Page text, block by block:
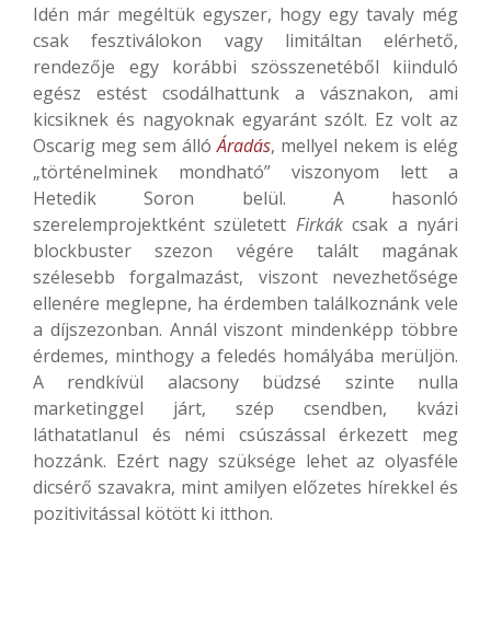
Idén már megéltük egyszer, hogy egy tavaly még
csak fesztiválokon vagy limitáltan elérhető,
rendezője egy korábbi szösszenetéből kiinduló
egész estést csodálhattunk a vásznakon, ami
kicsiknek és nagyoknak egyaránt szólt. Ez volt az
Oscarig meg sem állóÁradás, mellyel nekem is elég
„történelminek mondható” viszonyom lett a
Hetedik Soron belül. A hasonló
szerelemprojektként született Firkákcsak a nyári
blockbuster szezon végére talált magának
szélesebb forgalmazást, viszont nevezhetősége
ellenére meglepne, ha érdemben találkoznánk vele
a díjszezonban. Annál viszont mindenképp többre
érdemes, minthogy a feledés homályába merüljön.
A rendkívül alacsony büdzsé szinte nulla
marketinggel járt, szép csendben, kvázi
láthatatlanul és némi csúszással érkezett meg
hozzánk. Ezért nagy szüksége lehet az olyasféle
dicsérő szavakra, mint amilyen előzetes hírekkel és
pozitivitással kötött ki itthon.